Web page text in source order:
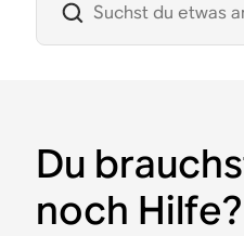
Du
noch Hilfe?